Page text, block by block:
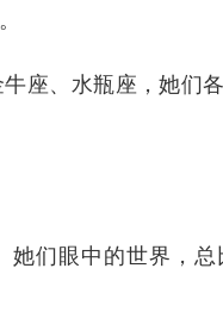
座、水瓶座，她们
她们眼中的世界，